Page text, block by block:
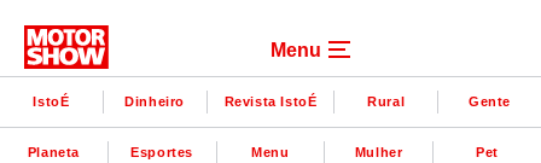
Menu
IstoÉ Dinheiro Revista IstoÉ Rural Gente
Planeta Esportes Menu Mulher Pet